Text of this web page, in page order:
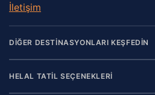
İletişim
DİĞER DESTİNASYONLARI KEŞFEDİN
HELAL TATİL SEÇENEKLERİ